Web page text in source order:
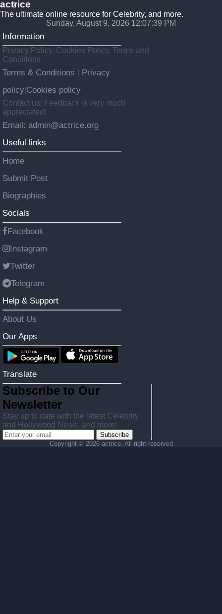
actrice
The ultimate online resource for Celebrity, and more.
Sunday, August 9, 2026 12:07:40 PM
Information
Privacy Policy, Cookies Policy, Terms and
Conditions.
Terms & Conditions
Privacy
policy Cookies policy
Contact us: Feedback is very much
appreciated!
Email: admin@actrice.org
Useful links
Home
Submit Post
Biographies
Socials
Facebook
Instagram
Twitter
Telegram
Help & Support
About Us
Our Apps
Translate
Subscribe to Our
Newsletter
Stay up to date with the latest Celebrity
and Hollywood News, and more!
Subscribe
Copyright © 2026 actrice. All right reserved